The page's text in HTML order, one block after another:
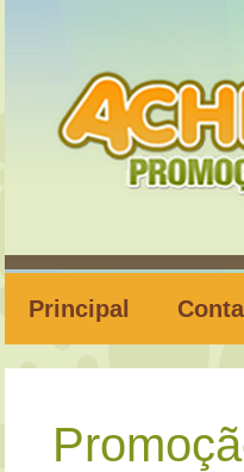
Principal